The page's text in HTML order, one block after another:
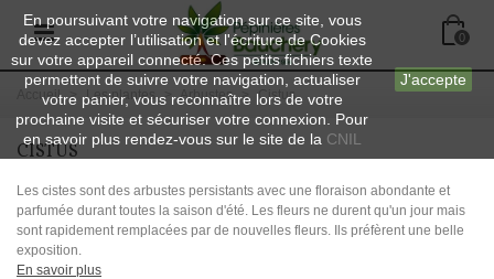
En poursuivant votre navigation sur ce site, vous
devez accepter l’utilisation et l'écriture de Cookies
sur votre appareil connecté. Ces petits fichiers texte
permettent de suivre votre navigation, actualiser
votre panier, vous reconnaître lors de votre
prochaine visite et sécuriser votre connexion. Pour
en savoir plus rendez-vous sur le site de la CNIL
J'accepte
0
Accueil > Les plantes > Arbustes > Cistus
CISTUS
Les cistes sont des arbustes persistants avec une floraison abondante et
parfumée durant toutes la saison d'été. Les fleurs ne durent qu'un jour mais
sont rapidement remplacées par de nouvelles fleurs. Ils préfèrent une belle
exposition.
En savoir plus